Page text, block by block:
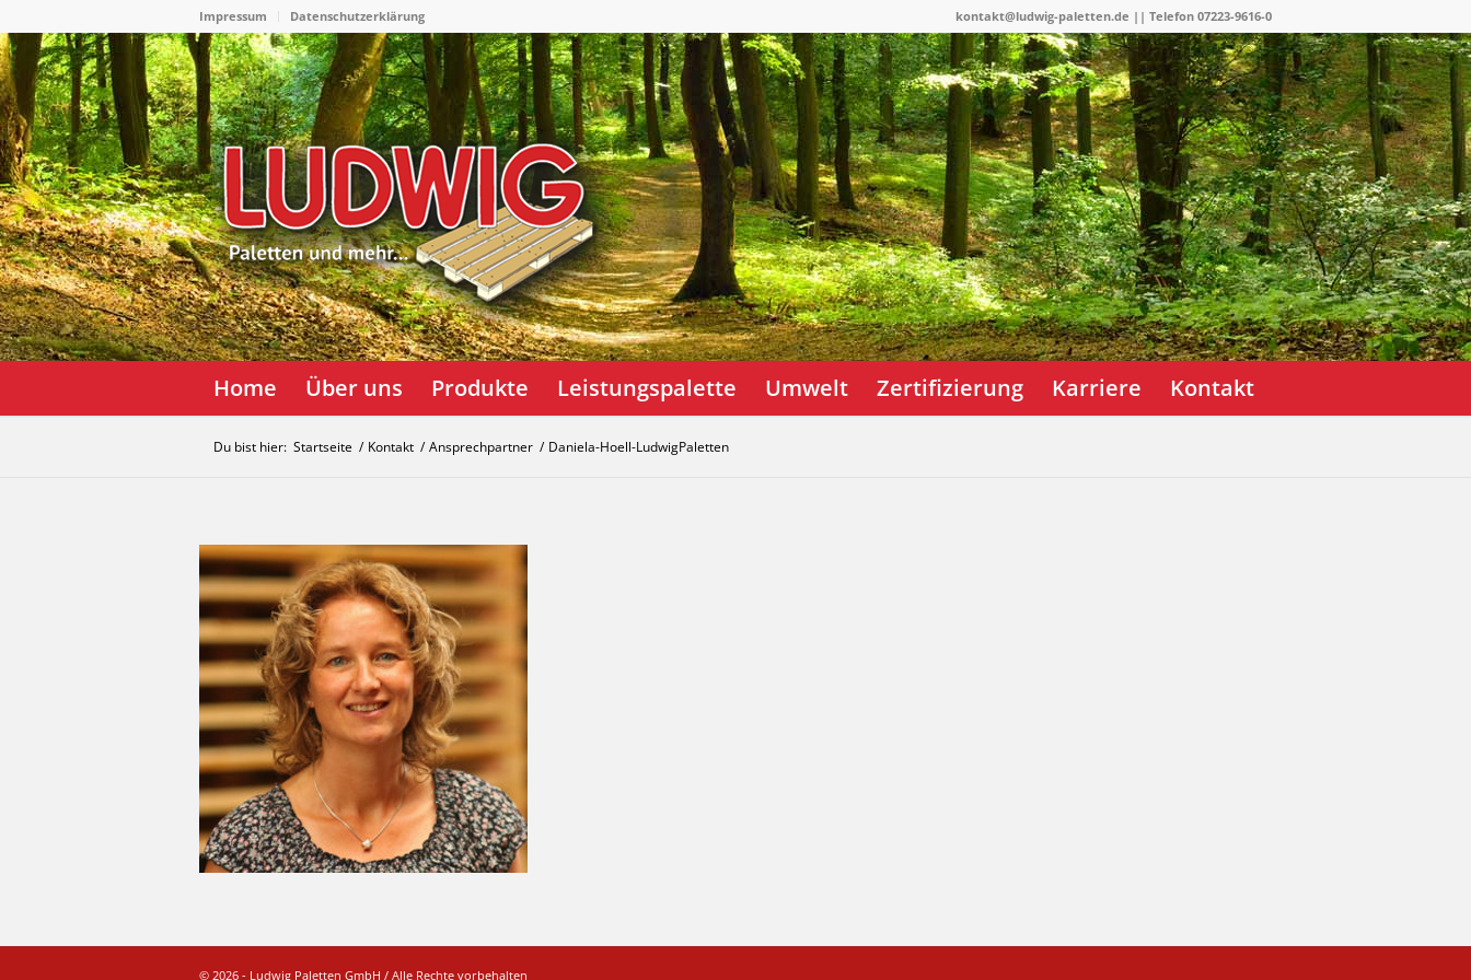
Impressum Datenschutzerklärung kontakt@ludwig-paletten.de || Telefon 07223-9616-0
Home Über uns Produkte Leistungspalette Umwelt Zertifizierung Karriere Kontakt
Du bist hier: Startseite / Kontakt / Ansprechpartner / Daniela-Hoell-LudwigPaletten
© 2026 - Ludwig Paletten GmbH / Alle Rechte vorbehalten